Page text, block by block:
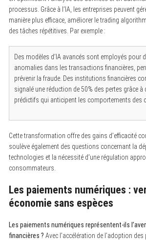
processus. Grâce à l’IA, les entreprises peuvent
manière plus efficace, améliorer le trading
des tâches répétitives. Par exemple :
Des modèles d’IA avancés sont employés pour
anomalies dans les transactions financières,
prévenir la fraude. Des institutions financières
signalé une réduction de 50% des pertes grâce
prédictifs qui anticipent les comportements des
Cette transformation offre des gains d’efficacité
soulève également des questions concernant la
technologies et la nécessité d’une régulation
consommateurs.
Les paiements numériques :
économie sans espèces
Les paiements numériques représentent-ils
financières ? Avec l’accélération de l’adoption